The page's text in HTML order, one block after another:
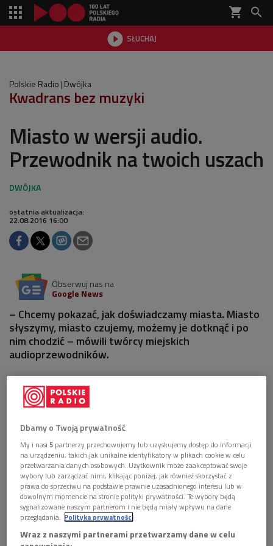
shopping_cart 
 SŁUCHAJ

Polskie Radio Dwójka
Kwadrans bez muzyki
Miasto w wersji audio.
Przewodnik na twoich uszach
ostatnia aktualizacja:
22.08.2016 16:00
Obserwuj nas na
Google News
– Chcemy pokazać, jak doświadczamy miasta. Miasto
słyszymy, miasto czujemy, możemy je dotknąć i po
nim chodzić – mówili twórcy miejskich
audioprzewodników.
AUDIO 1 plik
 14'25
Miejskie audioprzewodniki. Przewodnik na twoich
uszach (Kwadrans bez muzyki/Dwójka)
Dbamy o Twoją prywatność
My i nasi5 partnerzy przechowujemy lub uzyskujemy dostęp do informacji
na urządzeniu, takich jak unikalne identyfikatory w plikach cookie w celu
przetwarzania danych osobowych. Użytkownik może zaakceptować swoje
wybory lub zarządzać nimi, klikając poniżej, jak również skorzystać z
prawa do sprzeciwu na podstawie prawnie uzasadnionego interesu lub w
dowolnym momencie na stronie polityki prywatności. Te wybory będą
sygnalizowane naszym partnerom i nie będą miały wpływu na dane
przeglądania. Polityka prywatności
Wraz z naszymi partnerami przetwarzamy dane w celu